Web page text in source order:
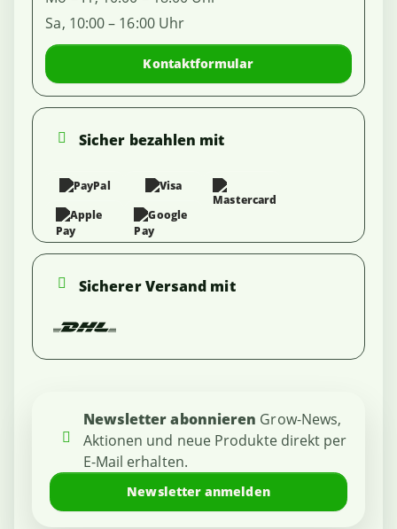
Sa, 10:00 – 16:00 Uhr
Kontaktformular
Sicher bezahlen mit
Sicherer Versand mit
Newsletter abonnieren Grow-News,
Aktionen und neue Produkte direkt per
E-Mail erhalten.
Newsletter anmelden